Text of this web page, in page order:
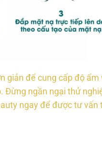
để cung cấp độ
Đừng ngần ngại thử
ngay để được tư